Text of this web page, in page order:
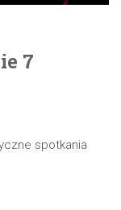
7
spotkania